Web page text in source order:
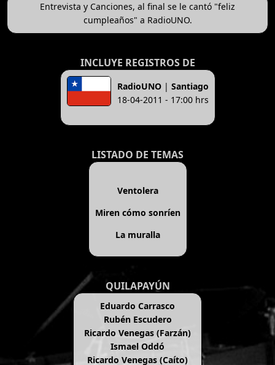
Entrevista y Canciones, al final se le cantó "feliz
cumpleaños" a RadioUNO.
INCLUYE REGISTROS DE
RadioUNO| Santiago
18-04-2011 - 17:00 hrs
LISTADO DE TEMAS
Ventolera
Miren cómo sonríen
La muralla
QUILAPAYÚN
Eduardo Carrasco
Rubén Escudero
Ricardo Venegas (Farzán)
Ismael Oddó
Ricardo Venegas (Caíto)